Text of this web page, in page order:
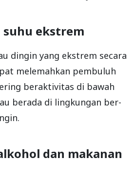
suhu ekstrem
dingin yang ekstrem secara
melemahkan pembuluh
beraktivitas di bawah
berada di lingkungan ber-
dan makanan